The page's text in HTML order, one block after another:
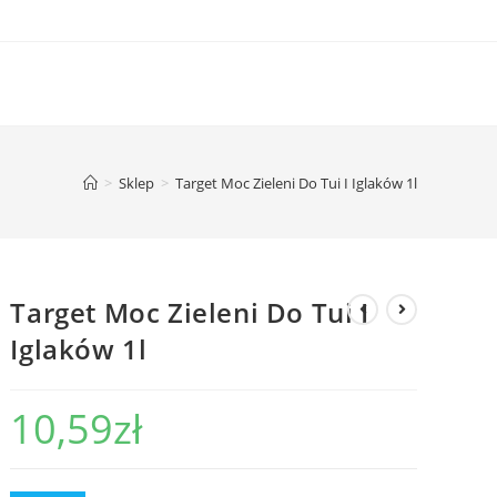
> Sklep > Target Moc Zieleni Do Tui I Iglaków 1l
Target Moc Zieleni Do Tui I
Iglaków 1l
10,59zł